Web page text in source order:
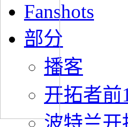
Fanshots
部分
播客
开拓者前